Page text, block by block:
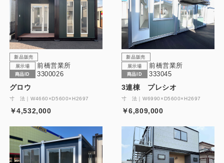
新品販売
展示場
前橋営業所
商品ID 3300026
グロウ
寸 法｜W4660×D5600×H2697
￥4,532,000
新品販売
展示場
前橋営業所
商品ID 333045
3連棟 プレシオ
寸 法｜W6990×D5600×H2697
￥6,809,000